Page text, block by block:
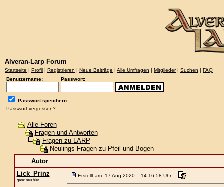
Alveran-Larp Forum
Startseite | Profil | Registrieren | Neue Beiträge | Alle Umfragen | Mitglieder| Suchen | FAQ
Benutzername:
Passwort:
Passwort speichern
Passwort vergessen?
Alle Foren
Fragen und Antworten
Fragen zu LARP
Neulings Fragen zu Pfeil und Bogen
Autor
Lick_Prinz
ganz neu hier
Erstellt am: 17 Aug 2020 : 14:16:58 Uhr